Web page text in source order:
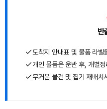
반
도착지 안내표 및 물품 라벨
개인 물품은 운반 후, 개별정
무거운 물건 및 집기 재배치